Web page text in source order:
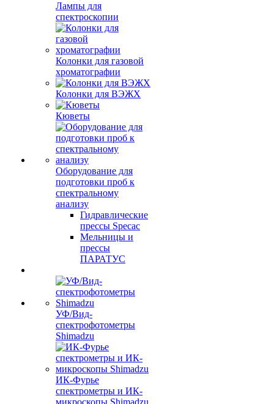
Лампы для
спектроскопии
Колонки для газовой
хроматографии
Колонки для ВЭЖХ
Кюветы
Оборудование для
подготовки проб к
спектральному
анализу
Гидравлические
прессы Specac
Мельницы и
прессы
ПАРАТУС
УФ/Вид-
спектрофотометры
Shimadzu
ИК-Фурье
спектрометры и ИК-
микроскопы Shimadzu